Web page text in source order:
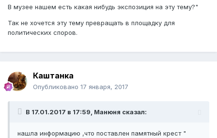
В музее нашем есть какая нибудь экспозиция на эту тему?"
Так не хочется эту тему превращать в площадку для
политических споров.
Каштанка
Опубликовано 17 января, 2017
В 17.01.2017 в 17:59, Манюня сказал:
нашла информацию ,что поставлен памятный крест "